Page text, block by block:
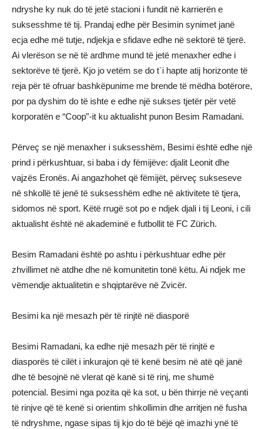
ndryshe ky nuk do të jetë stacioni i fundit në karrierën e
suksesshme të tij. Prandaj edhe për Besimin synimet janë
ecja edhe më tutje, ndjekja e sfidave edhe në sektorë të tjerë.
Ai vlerëson se në të ardhme mund të jetë menaxher edhe i
sektorëve të tjerë. Kjo jo vetëm se do t`i hapte atij horizonte të
reja për të ofruar bashkëpunime me brende të mëdha botërore,
por pa dyshim do të ishte e edhe një sukses tjetër për vetë
korporatën e “Coop”-it ku aktualisht punon Besim Ramadani.
Përveç se një menaxher i suksesshëm, Besimi është edhe një
prind i përkushtuar, si baba i dy fëmijëve: djalit Leonit dhe
vajzës Eronës. Ai angazhohet që fëmijët, përveç sukseseve
në shkollë të jenë të suksesshëm edhe në aktivitete të tjera,
sidomos në sport. Këtë rrugë sot po e ndjek djali i tij Leoni, i cili
aktualisht është në akademinë e futbollit të FC Zürich.
Besim Ramadani është po ashtu i përkushtuar edhe për
zhvillimet në atdhe dhe në komunitetin tonë këtu. Ai ndjek me
vëmendje aktualitetin e shqiptarëve në Zvicër.
Besimi ka një mesazh për të rinjtë në diasporë
Besimi Ramadani, ka edhe një mesazh për të rinjtë e
diasporës të cilët i inkurajon që të kenë besim në atë që janë
dhe të besojnë në vlerat që kanë si të rinj, me shumë
potencial. Besimi nga pozita që ka sot, u bën thirrje në veçanti
të rinjve që të kenë si orientim shkollimin dhe arritjen në fusha
të ndryshme, ngase sipas tij kjo do të bëjë që imazhi ynë të